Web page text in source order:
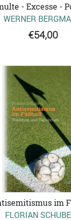
- Excesse -
WERNER
€54,00
im
FLORIAN